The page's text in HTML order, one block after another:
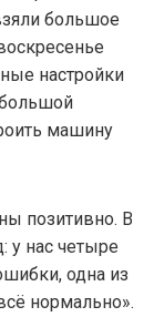
большое
настройки
машину
позитивно. В
нас четыре
одна из
нормально».